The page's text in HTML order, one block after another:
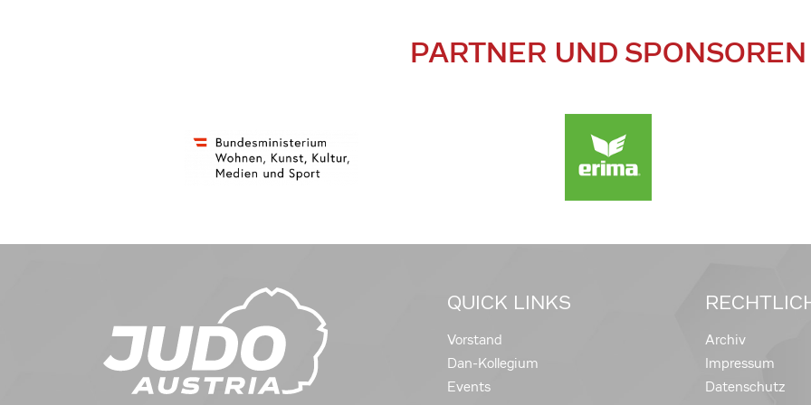
PARTNER UND SPONSOREN
QUICK LINKS
Vorstand
Dan-Kollegium
Events
Archiv
Impressum
Datenschutz